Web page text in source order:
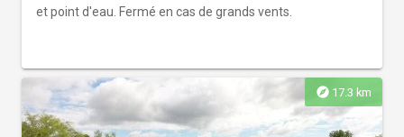
et point d'eau. Fermé en cas de grands vents.
explore 17.3 km